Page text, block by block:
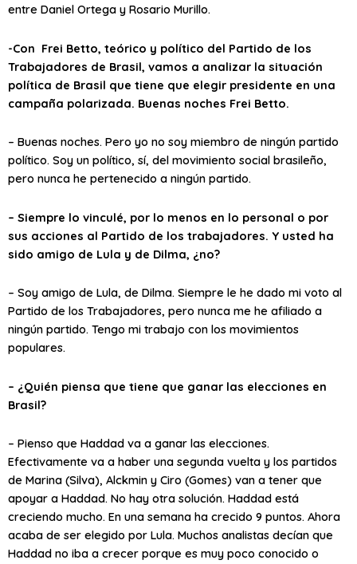
entre Daniel Ortega y Rosario Murillo.
-Con Frei Betto, teórico y político del Partido de los
Trabajadores de Brasil, vamos a analizar la situación
política de Brasil que tiene que elegir presidente en una
campaña polarizada. Buenas noches Frei Betto.
– Buenas noches. Pero yo no soy miembro de ningún partido
político. Soy un político, sí, del movimiento social brasileño,
pero nunca he pertenecido a ningún partido.
– Siempre lo vinculé, por lo menos en lo personal o por
sus acciones al Partido de los trabajadores. Y usted ha
sido amigo de Lula y de Dilma, ¿no?
– Soy amigo de Lula, de Dilma. Siempre le he dado mi voto al
Partido de los Trabajadores, pero nunca me he afiliado a
ningún partido. Tengo mi trabajo con los movimientos
populares.
– ¿Quién piensa que tiene que ganar las elecciones en
Brasil?
– Pienso que Haddad va a ganar las elecciones.
Efectivamente va a haber una segunda vuelta y los partidos
de Marina (Silva), Alckmin y Ciro (Gomes) van a tener que
apoyar a Haddad. No hay otra solución. Haddad está
creciendo mucho. En una semana ha crecido 9 puntos. Ahora
acaba de ser elegido por Lula. Muchos analistas decían que
Haddad no iba a crecer porque es muy poco conocido o